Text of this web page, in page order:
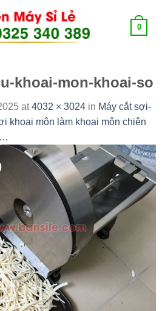
0
khoai-mon-khoai-so
at4032 × 3024 in Máy cắt sợi-
khoai môn làm khoai môn chiên